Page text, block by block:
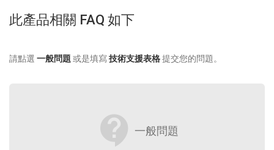
此產品相關 FAQ 如下
請點選 一般問題 或是填寫技術支援表格提交您的問題。
contact_support 一般問題